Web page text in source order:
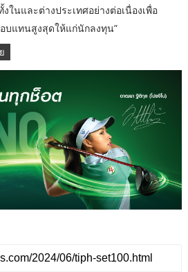
ในและต่างประเทศอย่างต่อเนื่องเพื่อ
บแทนสูงสุดให้แก่นักลงทุน”